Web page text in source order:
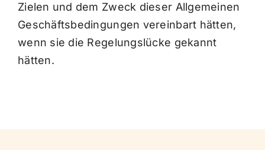
Zielen und dem Zweck dieser Allgemeinen
Geschäftsbedingungen vereinbart hätten,
wenn sie die Regelungslücke gekannt
hätten.